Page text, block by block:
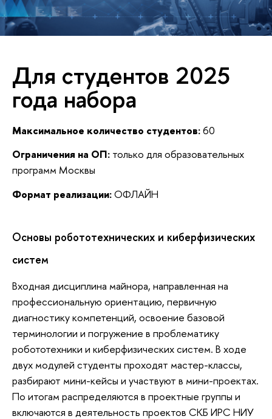
Для студентов 2025
года набора
Максимальное количество студентов:60
Ограничения на ОП: только для образовательных
программ Москвы
Формат реализации:ОФЛАЙН
Основы робототехнических и киберфизических
систем
Входная дисциплина майнора, направленная на
профессиональную ориентацию, первичную
диагностику компетенций, освоение базовой
терминологии и погружение в проблематику
робототехники и киберфизических систем. В ходе
двух модулей студенты проходят мастер-классы,
разбирают мини-кейсы и участвуют в мини-проектах.
По итогам распределяются в проектные группы и
включаются в деятельность проектов СКБ ИРС НИУ